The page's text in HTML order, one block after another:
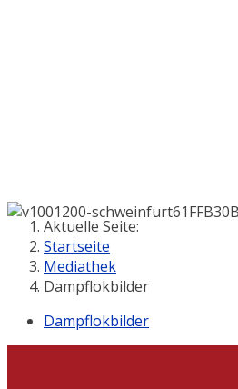
Aktuelle Seite:
Startseite
Mediathek
Dampflokbilder
Dampflokbilder